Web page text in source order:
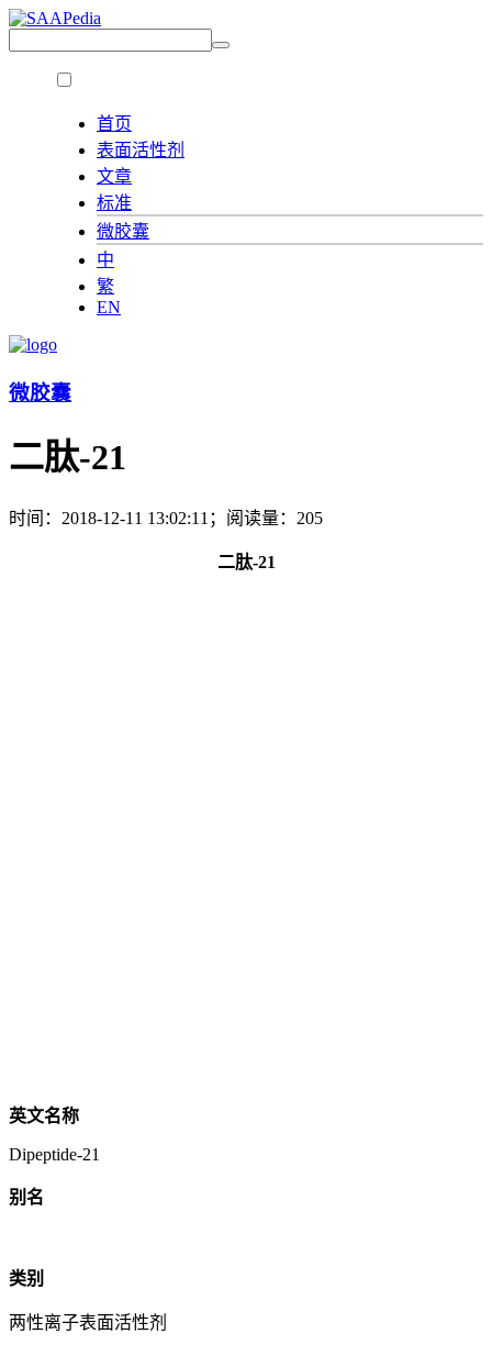
首页
表面活性剂
文章
标准
微胶囊
中
繁
EN
微胶囊
二肽-21
时间：2018-12-11 13:02:11；阅读量：205
二肽-21
英文名称
Dipeptide-21
别名
类别
两性离子表面活性剂